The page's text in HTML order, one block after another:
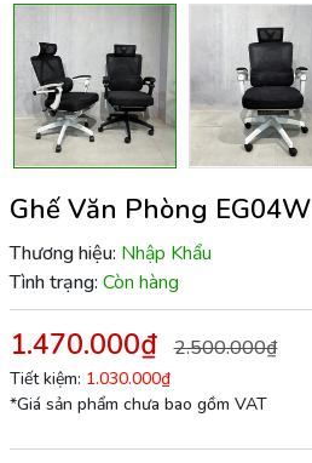
Ghế Văn Phòng EG04W
Thương hiệu: Nhập Khẩu
Tình trạng: Còn hàng
1.470.000₫ 2.500.000₫
Tiết kiệm: 1.030.000₫
*Giá sản phẩm chưa bao gồm VAT